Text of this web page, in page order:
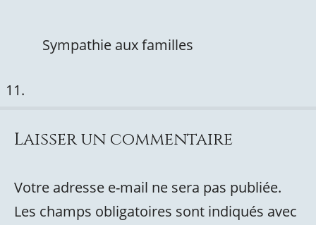
Sympathie aux familles
Laisser un commentaire
Votre adresse e-mail ne sera pas publiée.
Les champs obligatoires sont indiqués avec